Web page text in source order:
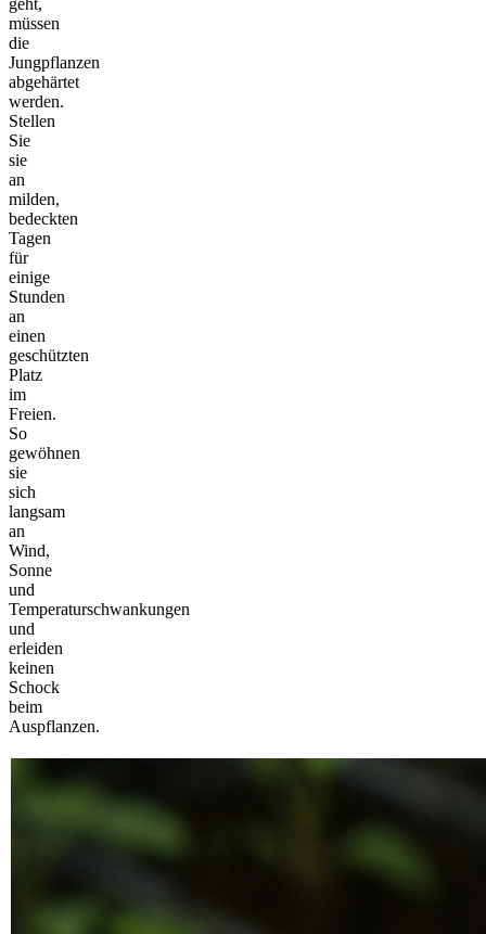
müssen
die
Jungpflanzen
abgehärtet
werden.
Stellen
Sie
sie
an
milden,
bedeckten
Tagen
für
einige
Stunden
an
einen
geschützten
Platz
im
Freien.
So
gewöhnen
sie
sich
langsam
an
Wind,
Sonne
und
Temperaturschwankungen
und
erleiden
keinen
Schock
beim
Auspflanzen.